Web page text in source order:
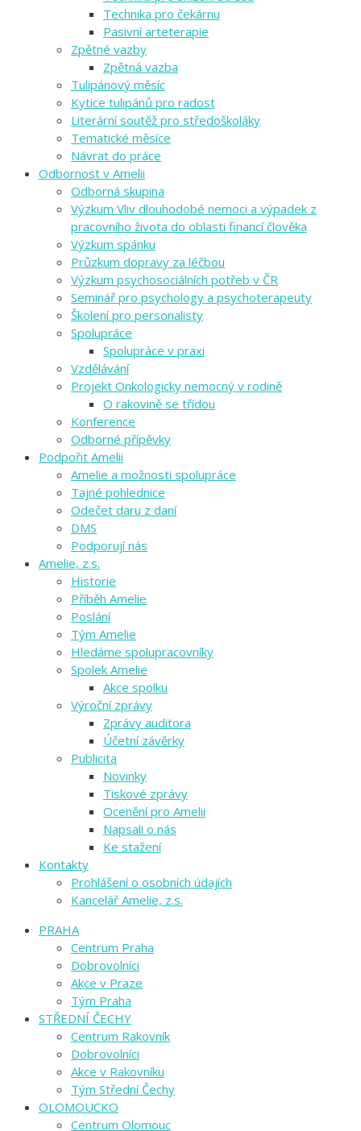
Technika pro čekárnu
Pasivní arteterapie
Zpětné vazby
Zpětná vazba
Tulipánový měsíc
Kytice tulipánů pro radost
Literární soutěž pro středoškoláky
Tematické měsíce
Návrat do práce
Odbornost v Amelii
Odborná skupina
Výzkum Vliv dlouhodobé nemoci a výpadek z
pracovního života do oblasti financí člověka
Výzkum spánku
Průzkum dopravy za léčbou
Výzkum psychosociálních potřeb v ČR
Seminář pro psychology a psychoterapeuty
Školení pro personalisty
Spolupráce
Spolupráce v praxi
Vzdělávání
Projekt Onkologicky nemocný v rodině
O rakovině se třídou
Konference
Odborné přípěvky
Podpořit Amelii
Amelie a možnosti spolupráce
Tajné pohlednice
Odečet daru z daní
DMS
Podporují nás
Amelie, z.s.
Historie
Příběh Amelie
Poslání
Tým Amelie
Hledáme spolupracovníky
Spolek Amelie
Akce spolku
Výroční zprávy
Zprávy auditora
Účetní závěrky
Publicita
Novinky
Tiskové zprávy
Ocenění pro Amelii
Napsali o nás
Ke stažení
Kontakty
Prohlášení o osobních údajích
Kancelář Amelie, z.s.
PRAHA
Centrum Praha
Dobrovolníci
Akce v Praze
Tým Praha
STŘEDNÍ ČECHY
Centrum Rakovník
Dobrovolníci
Akce v Rakovníku
Tým Střední Čechy
OLOMOUCKO
Centrum Olomouc